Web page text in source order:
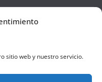
sitio web y nuestro servicio.